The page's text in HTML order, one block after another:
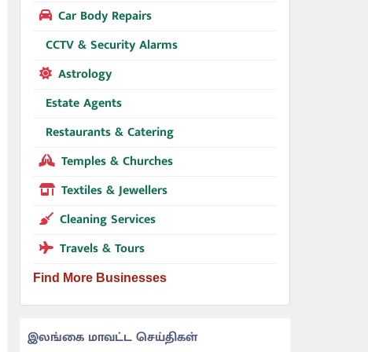
Car Body Repairs
CCTV & Security Alarms
Astrology
Estate Agents
Restaurants & Catering
Temples & Churches
Textiles & Jewellers
Cleaning Services
Travels & Tours
Find More Businesses
இலங்கை மாவட்ட செய்திகள்